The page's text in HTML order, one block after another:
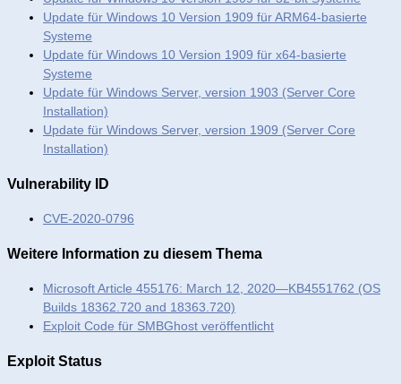
Update für Windows 10 Version 1909 für ARM64-basierte
Systeme
Update für Windows 10 Version 1909 für x64-basierte
Systeme
Update für Windows Server, version 1903 (Server Core
Installation)
Update für Windows Server, version 1909 (Server Core
Installation)
Vulnerability ID
CVE-2020-0796
Weitere Information zu diesem Thema
Microsoft Article 455176: March 12, 2020—KB4551762 (OS
Builds 18362.720 and 18363.720)
Exploit Code für SMBGhost veröffentlicht
Exploit Status